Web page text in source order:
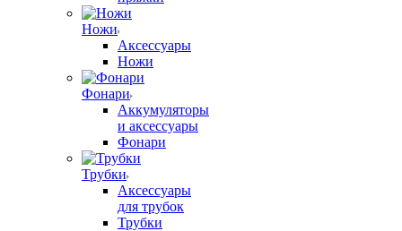
Ножи
Аксессуары
Ножи
Фонари
Аккумуляторы
и аксессуары
Фонари
Трубки
Аксессуары
для трубок
Трубки